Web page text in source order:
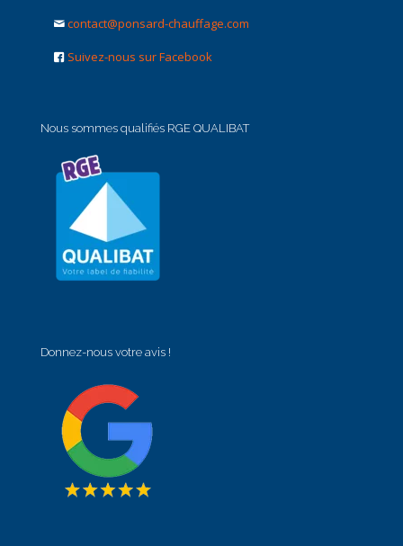
contact@ponsard-chauffage.com
Suivez-nous sur Facebook
Nous sommes qualifiés RGE QUALIBAT
Donnez-nous votre avis !